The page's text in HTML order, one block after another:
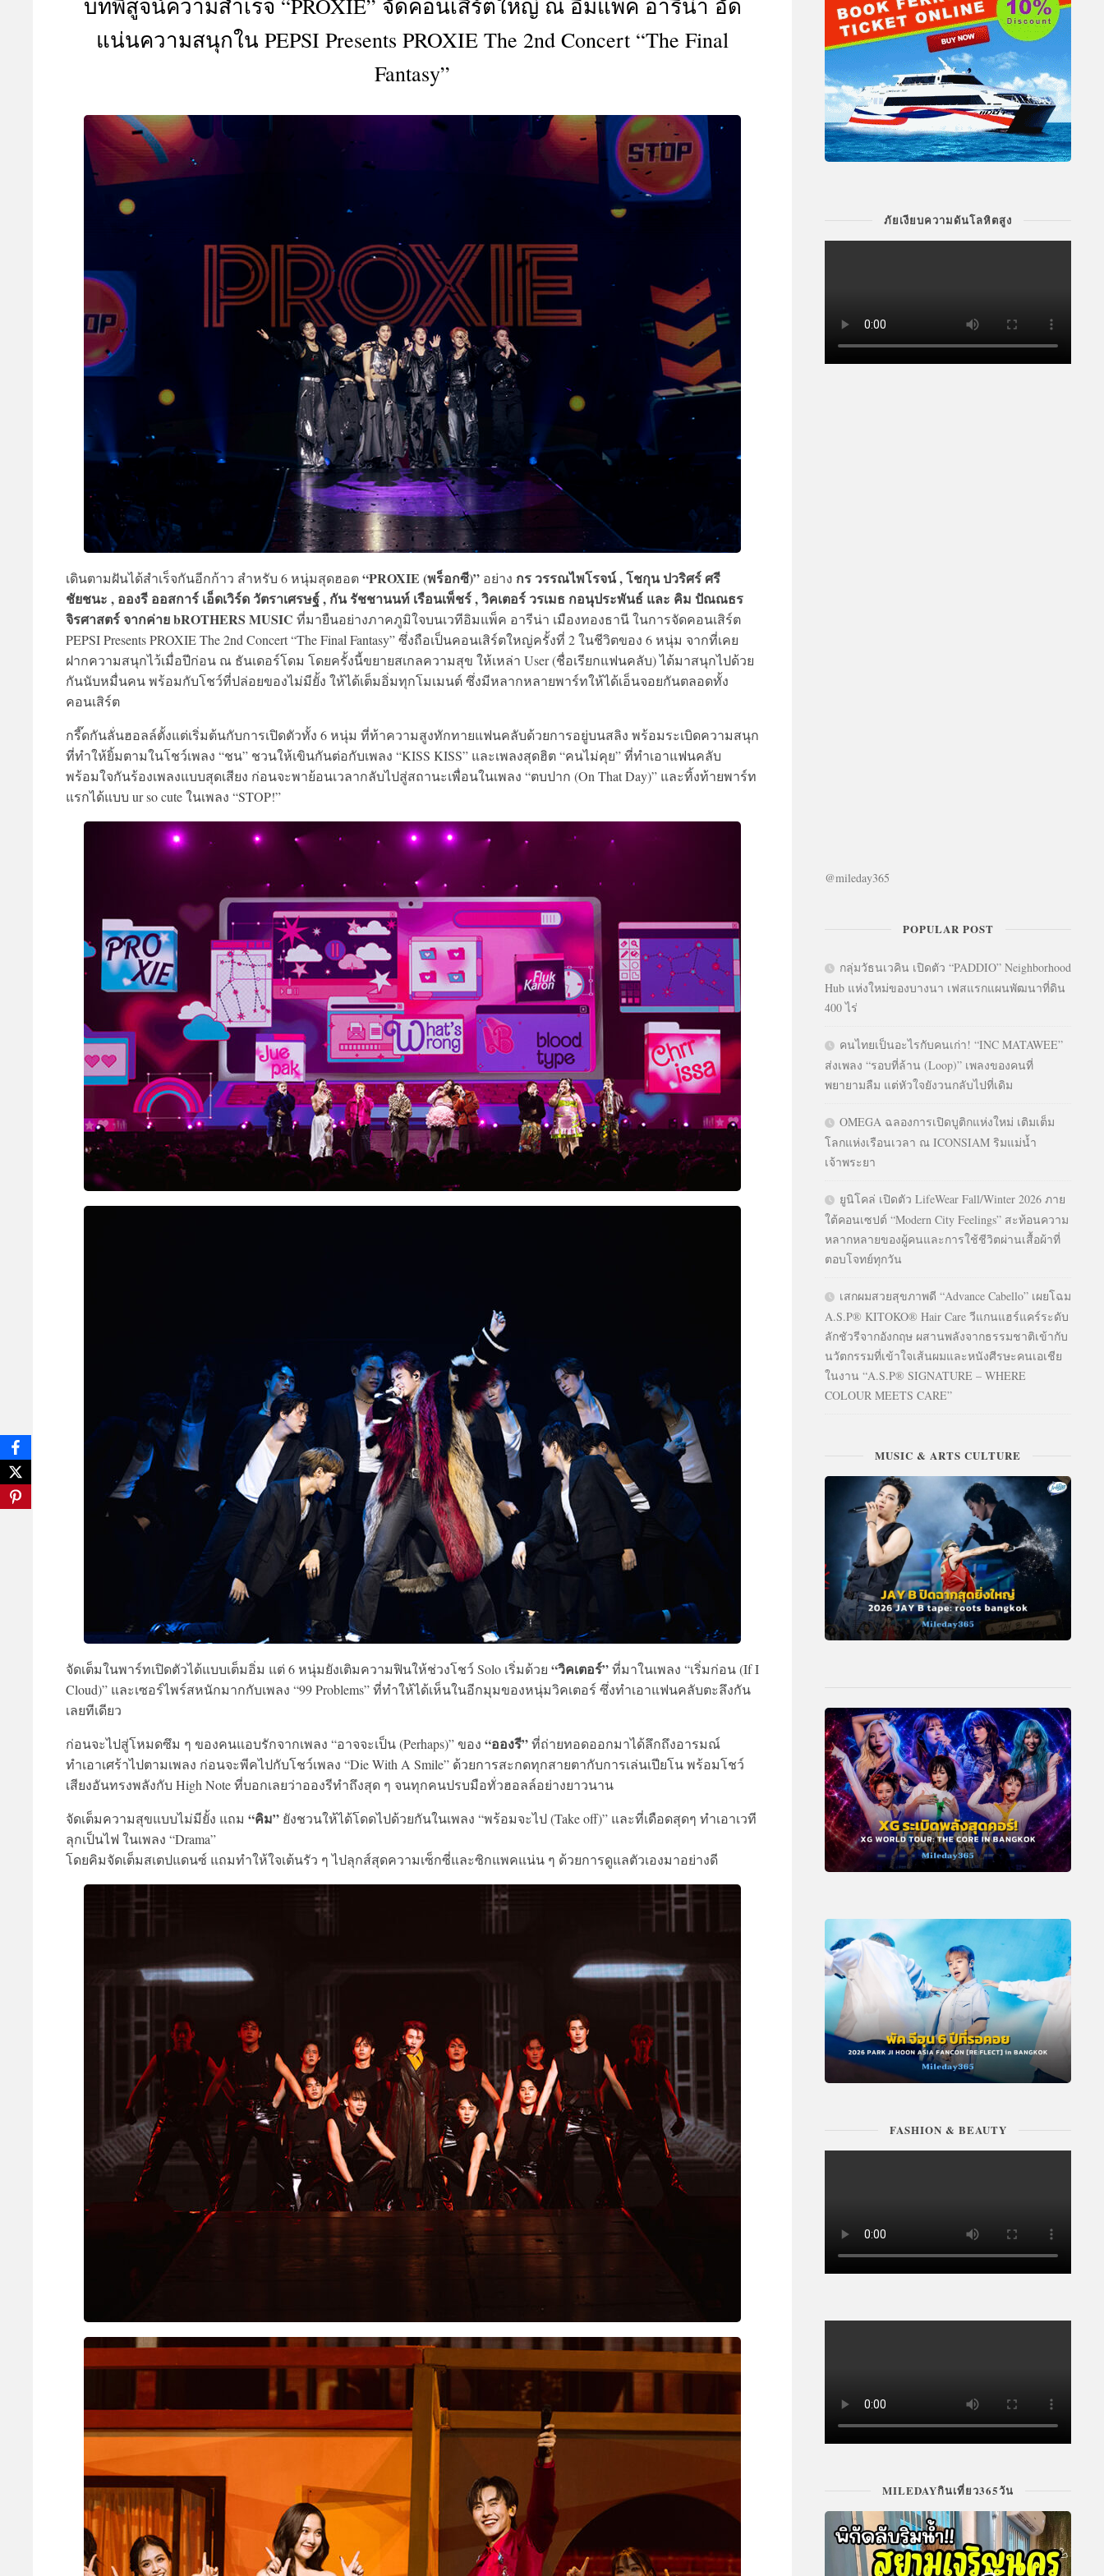
&
บทพิสูจน์ความสำเร็จ “PROXIE” จัดคอนเสิร์ตใหญ่ ณ อิมแพ็ค อารีน่า อัด
แน่นความสนุกใน PEPSI Presents PROXIE The 2nd Concert “The Final
Fantasy”
เดินตามฝันได้สำเร็จกันอีกก้าว สำหรับ 6 หนุ่มสุดฮอต“PROXIE (พร็อกซี)” อย่าง กร วรรณไพโรจน์ , โชกุน ปวริศร์ ศรี
ชัยชนะ , อองรี ออสการ์ เอ็ดเวิร์ด วัตราเศรษฐ์ , กัน รัชชานนท์ เรือนเพ็ชร์ , วิคเตอร์ วรเมธ กอนุประพันธ์ และ คิม ปัณณธร
จิรศาสตร์ จากค่าย bROTHERS MUSIC ที่มายืนอย่างภาคภูมิใจบนเวทีอิมแพ็ค อารีน่า เมืองทองธานี ในการจัดคอนเสิร์ต
PEPSI Presents PROXIE The 2nd Concert “The Final Fantasy” ซึ่งถือเป็นคอนเสิร์ตใหญ่ครั้งที่ 2 ในชีวิตของ 6 หนุ่ม จากที่เคย
ฝากความสนุกไว้เมื่อปีก่อน ณ ธันเดอร์โดม โดยครั้งนี้ขยายสเกลความสุข ให้เหล่า User (ชื่อเรียกแฟนคลับ) ได้มาสนุกไปด้วย
กันนับหมื่นคน พร้อมกับโชว์ที่ปล่อยของไม่มียั้ง ให้ได้เต็มอิ่มทุกโมเมนต์ ซึ่งมีหลากหลายพาร์ทให้ได้เอ็นจอยกันตลอดทั้ง
คอนเสิร์ต
กรี๊ดกันลั่นฮอลล์ตั้งแต่เริ่มต้นกับการเปิดตัวทั้ง 6 หนุ่ม ที่ท้าความสูงทักทายแฟนคลับด้วยการอยู่บนสลิง พร้อมระเบิดความสนุก
ที่ทำให้ยิ้มตามในโชว์เพลง “ชน” ชวนให้เขินกันต่อกับเพลง “KISS KISS” และเพลงสุดฮิต “คนไม่คุย” ที่ทำเอาแฟนคลับ
พร้อมใจกันร้องเพลงแบบสุดเสียง ก่อนจะพาย้อนเวลากลับไปสู่สถานะเพื่อนในเพลง “ตบปาก (On That Day)” และทิ้งท้ายพาร์ท
แรกได้แบบ ur so cute ในเพลง “STOP!”
จัดเต็มในพาร์ทเปิดตัวได้แบบเต็มอิ่ม แต่ 6 หนุ่มยังเติมความฟินให้ช่วงโชว์ Solo เริ่มด้วย “วิคเตอร์”ที่มาในเพลง “เริ่มก่อน (If I
Cloud)” และเซอร์ไพร์สหนักมากกับเพลง “99 Problems” ที่ทำให้ได้เห็นในอีกมุมของหนุ่มวิคเตอร์ ซึ่งทำเอาแฟนคลับตะลึงกัน
เลยทีเดียว
ก่อนจะไปสู่โหมดซึม ๆ ของคนแอบรักจากเพลง “อาจจะเป็น (Perhaps)” ของ “อองรี”ที่ถ่ายทอดออกมาได้ลึกถึงอารมณ์
ทำเอาเศร้าไปตามเพลง ก่อนจะพีคไปกับโชว์เพลง “Die With A Smile” ด้วยการสะกดทุกสายตากับการเล่นเปียโน พร้อมโชว์
เสียงอันทรงพลังกับ High Note ที่บอกเลยว่าอองรีทำถึงสุด ๆ จนทุกคนปรบมือทั่วฮอลล์อย่างยาวนาน
จัดเต็มความสุขแบบไม่มียั้ง แถม “คิม” ยังชวนให้ได้โดดไปด้วยกันในเพลง “พร้อมจะไป (Take off)” และที่เดือดสุดๆ ทำเอาเวที
ลุกเป็นไฟ ในเพลง “Drama”
โดยคิมจัดเต็มสเตปแดนซ์ แถมทำให้ใจเต้นรัว ๆ ไปลุกส์สุดความเซ็กซี่และซิกแพคแน่น ๆ ด้วยการดูแลตัวเองมาอย่างดี
ภัยเงียบความดันโลหิตสูง
@mileday365
POPULAR POST
กลุ่มวัธนเวคิน เปิดตัว “PADDIO” Neighborhood
Hub แห่งใหม่ของบางนา เฟสแรกแผนพัฒนาที่ดิน
400 ไร่
คนไทยเป็นอะไรกับคนเก่า! “INC MATAWEE”
ส่งเพลง “รอบที่ล้าน (Loop)” เพลงของคนที่
พยายามลืม แต่หัวใจยังวนกลับไปที่เดิม
OMEGA ฉลองการเปิดบูติกแห่งใหม่ เติมเต็ม
โลกแห่งเรือนเวลา ณ ICONSIAM ริมแม่น้ำ
เจ้าพระยา
ยูนิโคล่ เปิดตัว LifeWear Fall/Winter 2026 ภาย
ใต้คอนเซปต์ “Modern City Feelings” สะท้อนความ
หลากหลายของผู้คนและการใช้ชีวิตผ่านเสื้อผ้าที่
ตอบโจทย์ทุกวัน
เสกผมสวยสุขภาพดี “Advance Cabello” เผยโฉม
A.S.P® KITOKO® Hair Care วีแกนแฮร์แคร์ระดับ
ลักชัวรีจากอังกฤษ ผสานพลังจากธรรมชาติเข้ากับ
นวัตกรรมที่เข้าใจเส้นผมและหนังศีรษะคนเอเชีย
ในงาน “A.S.P® SIGNATURE – WHERE
COLOUR MEETS CARE”
MUSIC & ARTS CULTURE
FASHION & BEAUTY
MILEDAYกินเที่ยว365วัน